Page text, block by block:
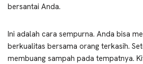
bersantai Anda.
Ini adalah cara sempurna. Anda bisa
berkualitas bersama orang terkasih.
membuang sampah pada tempatnya.